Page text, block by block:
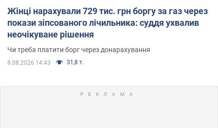
Жінці нарахували 729 тис. грн боргу за газ через
покази зіпсованого лічильника: суддя ухвалив
неочікуване рішення
Чи треба платити борг через донарахування
8.08.2026 14:43 31,8 т.